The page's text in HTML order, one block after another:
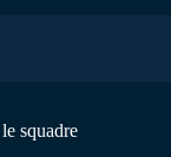
squadre